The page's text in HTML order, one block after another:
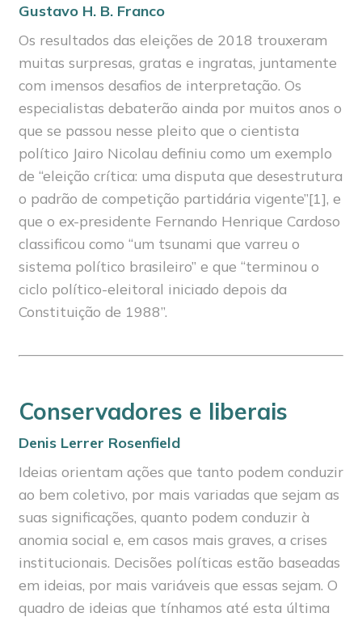
Gustavo H. B. Franco
Os resultados das eleições de 2018 trouxeram
muitas surpresas, gratas e ingratas, juntamente
com imensos desafios de interpretação. Os
especialistas debaterão ainda por muitos anos o
que se passou nesse pleito que o cientista
político Jairo Nicolau definiu como um exemplo
de “eleição crítica: uma disputa que desestrutura
o padrão de competição partidária vigente”[1], e
que o ex-presidente Fernando Henrique Cardoso
classificou como “um tsunami que varreu o
sistema político brasileiro” e que “terminou o
ciclo político-eleitoral iniciado depois da
Constituição de 1988”.
Conservadores e liberais
Denis Lerrer Rosenfield
Ideias orientam ações que tanto podem conduzir
ao bem coletivo, por mais variadas que sejam as
suas significações, quanto podem conduzir à
anomia social e, em casos mais graves, a crises
institucionais. Decisões políticas estão baseadas
em ideias, por mais variáveis que essas sejam. O
quadro de ideias que tínhamos até esta última